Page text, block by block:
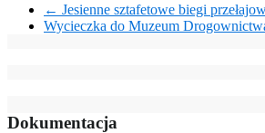
← Jesienne sztafetowe biegi
Wycieczka do Muzeum
Dokumentacja